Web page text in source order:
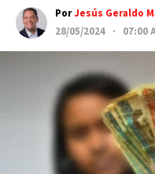
PorJesús Geraldo
28/05/2024 · 07:00